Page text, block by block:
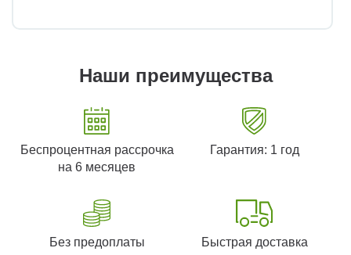
Наши преимущества
Беспроцентная рассрочка
на 6 месяцев
Гарантия: 1 год
Без предоплаты Быстрая доставка